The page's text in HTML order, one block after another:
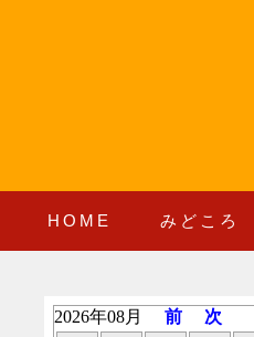
HOME みどころ